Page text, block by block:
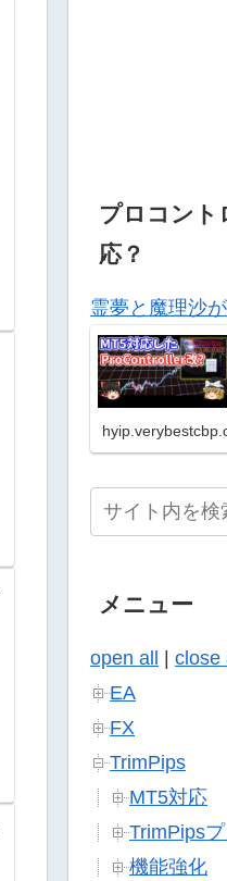
プロコント
応？
霊夢と魔理沙
メニュー
open all
close
EA
FX
TrimPips
MT5対応
TrimPipsプ
機能強化